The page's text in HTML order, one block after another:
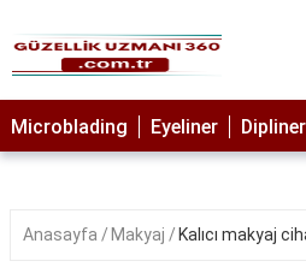
MAKYAJ
MİCROBLADİNG
LAZER
Microblading Eyeliner Dipliner
Anasayfa Makyaj Kalıcı makyaj